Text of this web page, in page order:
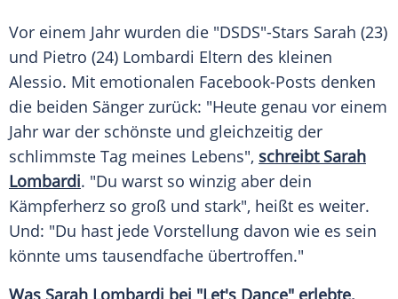
Vor einem Jahr wurden die "DSDS"-Stars Sarah (23)
und Pietro (24) Lombardi Eltern des kleinen
Alessio. Mit emotionalen Facebook-Posts denken
die beiden Sänger zurück: "Heute genau vor einem
Jahr war der schönste und gleichzeitig der
schlimmste Tag meines Lebens", schreibt Sarah
Lombardi. "Du warst so winzig aber dein
Kämpferherz so groß und stark", heißt es weiter.
Und: "Du hast jede Vorstellung davon wie es sein
könnte ums tausendfache übertroffen."